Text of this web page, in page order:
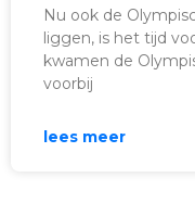
Nu ook de
liggen, is het tijd
kwamen de
voorbij
lees meer